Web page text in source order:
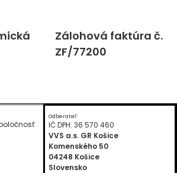
Zálohová faktúra č.
ZF/77200
Odberateľ:
IČ DPH: 36 570 460
VVS a.s. GR Košice
Komenského 50
04248 Košice
Slovensko